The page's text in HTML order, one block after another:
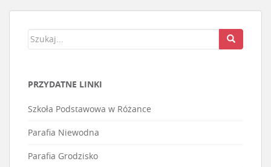
PRZYDATNE LINKI
Szkoła Podstawowa w Różance
Parafia Niewodna
Parafia Grodzisko